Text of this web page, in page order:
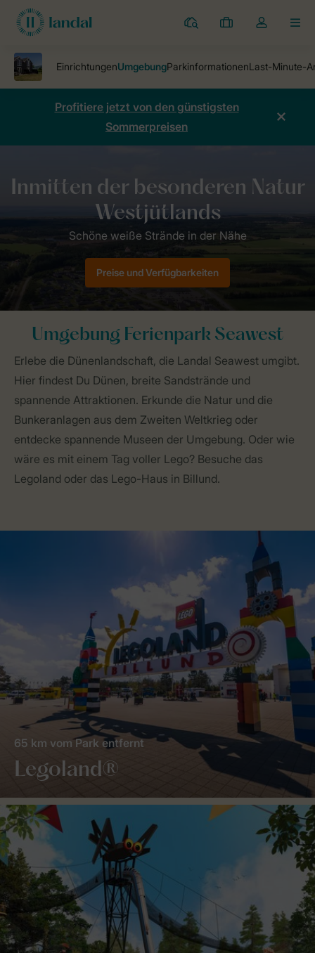
Ferienparks
Meine
Dropdown-
öffnen
Profitiere jetzt von den günstigsten
Sommerpreisen
Ferienpark Seawest Umgebung
Preise und Verfügbarkeiten
Umgebung Ferienpark Seawest
Erlebe die Dünenlandschaft, die Landal Seawest umgibt.
Hier findest Du Dünen, breite Sandstrände und
spannende Attraktionen. Erkunde die Natur und die
Bunkeranlagen aus dem Zweiten Weltkrieg oder
entdecke spannende Museen der Umgebung. Oder wie
wäre es mit einem Tag voller Lego? Besuche das
Legoland oder das Lego-Haus in Billund.
Legoland®
65 km vom Park entfernt